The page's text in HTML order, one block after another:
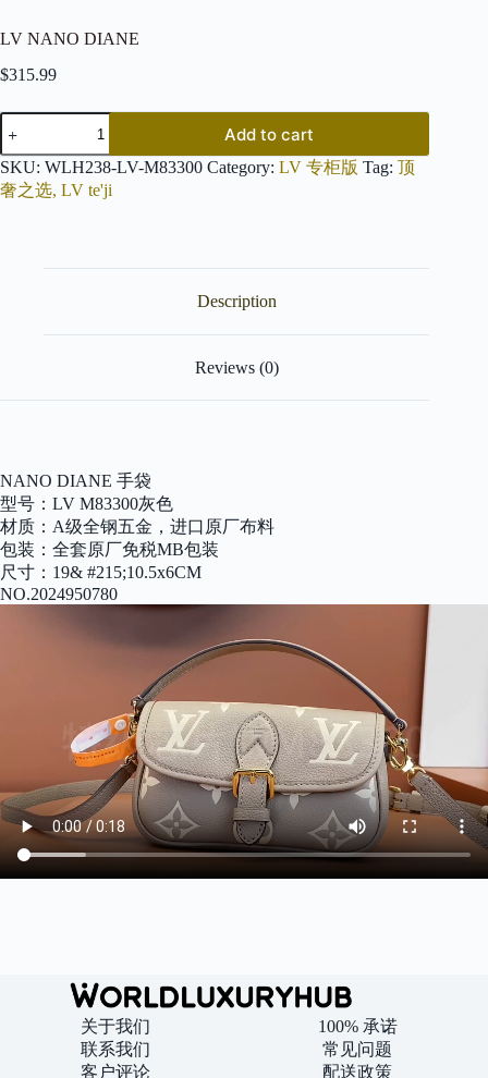
LV NANO DIANE
$315.99
LV
NANO
DIANE
quantity
Add to cart
SKU: WLH238-LV-M83300 Category: LV 专柜版 Tag: 顶
奢之选, LV te'ji
Description
Reviews (0)
NANO DIANE 手袋
型号：LV M83300灰色
材质：A级全钢五金，进口原厂布料
包装：全套原厂免税MB包装
尺寸：19& #215;10.5x6CM
NO.2024950780
关于我们
联系我们
客户评论
100% 承诺
常见问题
配送政策